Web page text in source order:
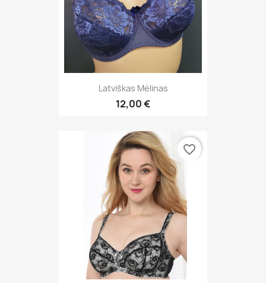
Latviškas Mėlinas
12,00 €
favorite_border